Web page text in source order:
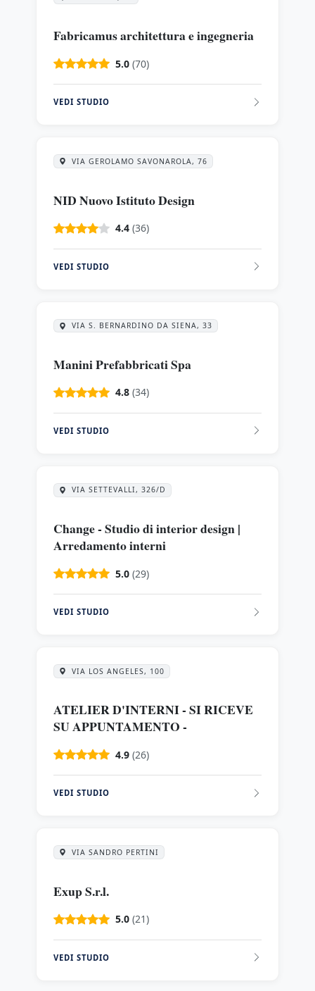
Fabricamus architettura e ingegneria
5.0 (70)
VEDI STUDIO
VIA GEROLAMO SAVONAROLA, 76
NID Nuovo Istituto Design
4.4 (36)
VEDI STUDIO
VIA S. BERNARDINO DA SIENA, 33
Manini Prefabbricati Spa
4.8 (34)
VEDI STUDIO
VIA SETTEVALLI, 326/D
Change - Studio di interior design |
Arredamento interni
5.0 (29)
VEDI STUDIO
VIA LOS ANGELES, 100
ATELIER D'INTERNI - SI RICEVE
SU APPUNTAMENTO -
4.9 (26)
VEDI STUDIO
VIA SANDRO PERTINI
Exup S.r.l.
5.0 (21)
VEDI STUDIO